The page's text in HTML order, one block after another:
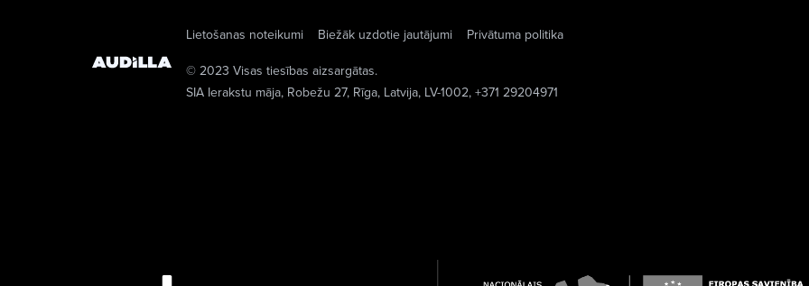
Lietošanas noteikumi Biežāk uzdotie jautājumi
Privātuma politika
© 2023 Visas tiesības aizsargātas.
SIA Ierakstu māja, Robežu 27, Rīga, Latvija, LV-1002, +371 29204971